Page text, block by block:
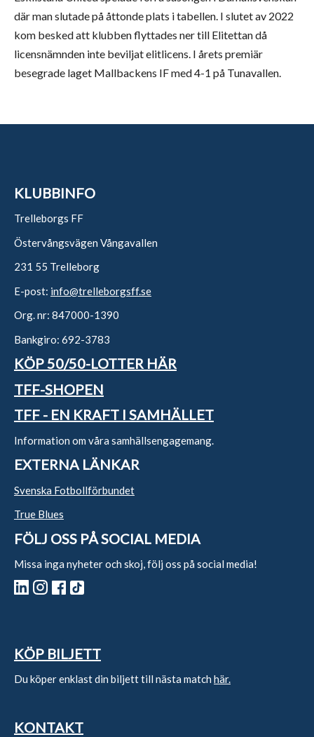
där man slutade på åttonde plats i tabellen. I slutet av 2022
kom besked att klubben flyttades ner till Elitettan då
licensnämnden inte beviljat elitlicens. I årets premiär
besegrade laget Mallbackens IF med 4-1 på Tunavallen.
KLUBBINFO
Trelleborgs FF
Östervångsvägen Vångavallen
231 55 Trelleborg
E-post: info@trelleborgsff.se
Org. nr: 847000-1390
Bankgiro: 692-3783
KÖP 50/50-LOTTER HÄR
TFF-SHOPEN
TFF - EN KRAFT I SAMHÄLLET
Information om våra samhällsengagemang.
EXTERNA LÄNKAR
Svenska Fotbollförbundet
True Blues
FÖLJ OSS PÅ SOCIAL MEDIA
Missa inga nyheter och skoj, följ oss på social media!
KÖP BILJETT
Du köper enklast din biljett till nästa match här.
KONTAKT